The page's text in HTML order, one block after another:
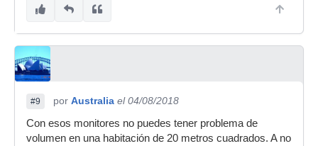
#9 por Australia el 04/08/2018
Con esos monitores no puedes tener problema de
volumen en una habitación de 20 metros cuadrados. A no